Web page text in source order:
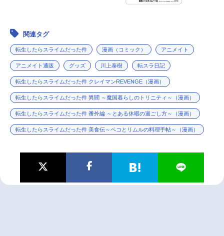
関連タグ
転生したらスライムだった件 漫画（コミック） アニメイト
アニメイト通販 グッズ 川上泰樹 転スラ日記
転生したらスライムだった件 クレイマンREVENGE（漫画）
転生したらスライムだった件 異聞 ～魔国暮らしのトリニティ～（漫画）
転生したらスライムだった件 番外編 ～とある休暇の過ごし方～（漫画）
転生したらスライムだった件 美食伝～ペコとリムルの料理手帖～（漫画）